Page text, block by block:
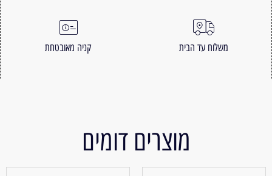
משלוח עד הבית קניה מאובטחת
מוצרים דומים